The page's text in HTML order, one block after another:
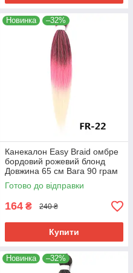
Новинка –32%
Канекалон Easy Braid омбре
бордовий рожевий блонд
Довжина 65 см Вага 90 грам
Низькотемпературний 100-
150°С FR-22
Готово до відправки
164 ₴ 240 ₴
Купити
Новинка –32%